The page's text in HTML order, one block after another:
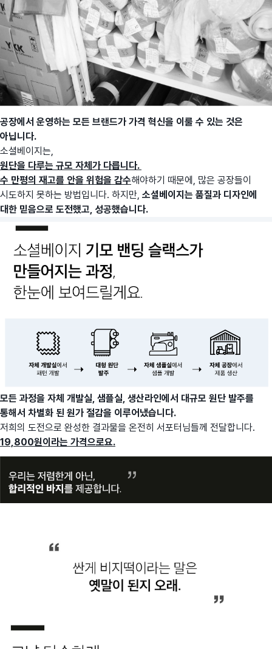
공장에서 운영하는 모든 브랜드가 가격 혁신을 이룰 수 있는 것은
아닙니다.
소셜베이지는,
원단을 다루는 규모 자체가 다릅니다.
수 만평의 재고를 안을 위험을 감수해야하기 때문에, 많은 공장들이
시도하지 못하는 방법입니다. 하지만, 소셜베이지는 품질과 디자인에
대한 믿음으로 도전했고, 성공했습니다.
모든 과정을 자체 개발실, 샘플실, 생산라인에서 대규모 원단 발주를
통해서 차별화 된 원가 절감을 이루어냈습니다.
저희의 도전으로 완성한 결과물을 온전히 서포터님들께 전달합니다.
19,800원이라는 가격으로요.